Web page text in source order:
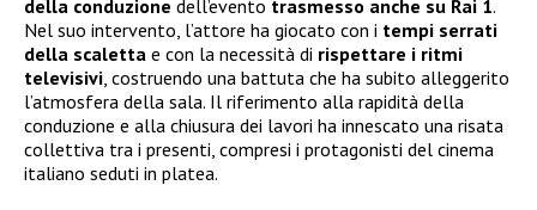
della conduzione dell’evento trasmesso anche su Rai 1.
Nel suo intervento, l’attore ha giocato con i tempi serrati
della scaletta e con la necessità di rispettare i ritmi
televisivi, costruendo una battuta che ha subito alleggerito
l’atmosfera della sala. Il riferimento alla rapidità della
conduzione e alla chiusura dei lavori ha innescato una risata
collettiva tra i presenti, compresi i protagonisti del cinema
italiano seduti in platea.